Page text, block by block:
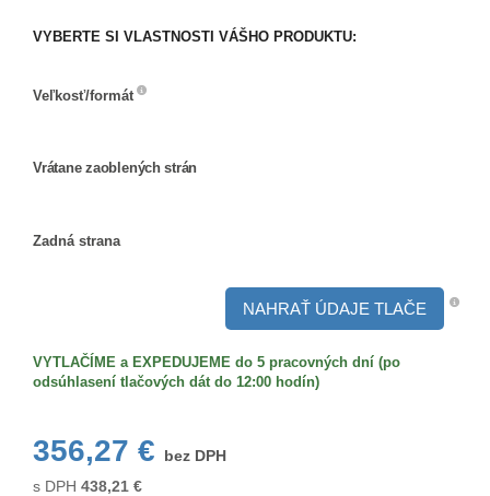
VYBERTE SI VLASTNOSTI VÁŠHO PRODUKTU:
Veľkosť/formát
Vrátane zaoblených strán
strán
Zadná strana
NAHRAŤ ÚDAJE TLAČE
VYTLAČÍME a EXPEDUJEME do 5 pracovných dní (po
odsúhlasení tlačových dát do 12:00 hodín)
356,27 €
bez DPH
s DPH 438,21 €